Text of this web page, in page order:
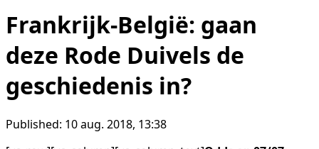
Frankrijk-België: gaan
deze Rode Duivels de
geschiedenis in?
Published: 10 aug. 2018, 13:38